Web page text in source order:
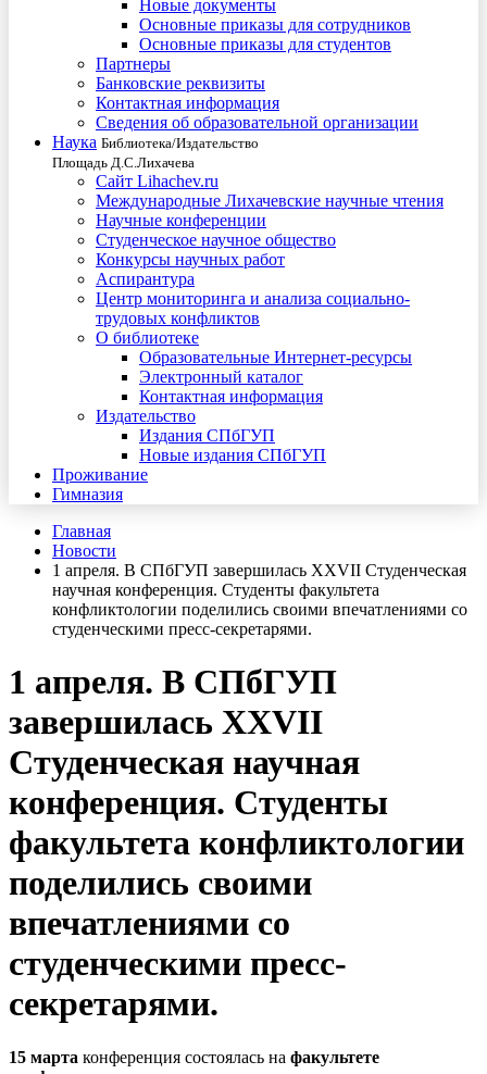
Новые документы
Основные приказы для сотрудников
Основные приказы для студентов
Партнеры
Банковские реквизиты
Контактная информация
Сведения об образовательной организации
Наука Библиотека/Издательство
Площадь Д.С.Лихачева
Сайт Lihachev.ru
Международные Лихачевские научные чтения
Научные конференции
Студенческое научное общество
Конкурсы научных работ
Аспирантура
Центр мониторинга и анализа социально-
трудовых конфликтов
О библиотеке
Образовательные Интернет-ресурсы
Электронный каталог
Контактная информация
Издательство
Издания СПбГУП
Новые издания СПбГУП
Проживание
Гимназия
Главная
Новости
1 апреля. В СПбГУП завершилась XXVII Студенческая
научная конференция. Студенты факультета
конфликтологии поделились своими впечатлениями со
студенческими пресс-секретарями.
1 апреля. В СПбГУП
завершилась XXVII
Студенческая научная
конференция. Студенты
факультета конфликтологии
поделились своими
впечатлениями со
студенческими пресс-
секретарями.
15 марта конференция состоялась на факультете